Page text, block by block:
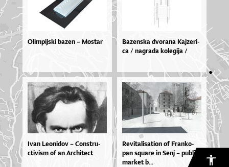
Olimpijski bazen – Mostar
Ba­zen­ska dvo­ra­na Kaj­ze­ri­
ca / na­gra­da ko­le­gi­ja /
Ivan Le­o­ni­dov – Con­stru­
cti­vi­sm of an Ar­chi­te­ct
Re­vi­ta­li­sa­ti­on of Fran­ko­
pan squ­a­re in Se­nj – pu­blic
mar­ket b...